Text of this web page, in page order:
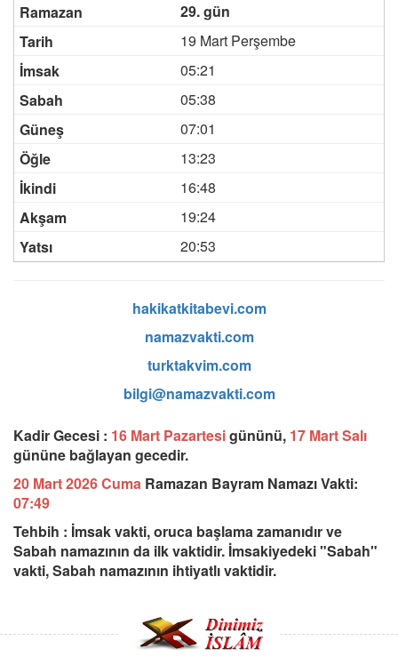
29. gün
19 Mart Perşembe
05:21
05:38
07:01
13:23
16:48
19:24
20:53
hakikatkitabevi.com
namazvakti.com
turktakvim.com
bilgi@namazvakti.com
Kadir Gecesi : 16 Mart Pazartesigününü, 17 Mart Salı
gününe bağlayan gecedir.
20 Mart 2026 Cuma Ramazan Bayram Namazı Vakti:
07:49
Tehbih : İmsak vakti, oruca başlama zamanıdır ve
Sabah namazının da ilk vaktidir. İmsakiyedeki "Sabah"
vakti, Sabah namazının ihtiyatlı vaktidir.